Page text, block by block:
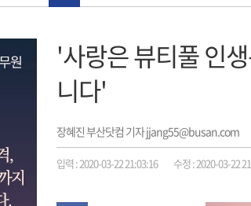
'사랑은 뷰티풀 인
니다'
장혜진 부산닷컴 기자 jjang55@busan.com
입력 : 2020-03-22 21:03:16 수정 : 2020-03-22